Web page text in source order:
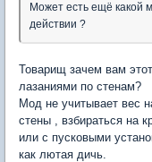
Может есть ещё какой
действии ?
Товарищ зачем вам
лазаниями по стенам?
Мод не учитывает вес
стены , взбираться на
или с пусковыми
как лютая дичь.